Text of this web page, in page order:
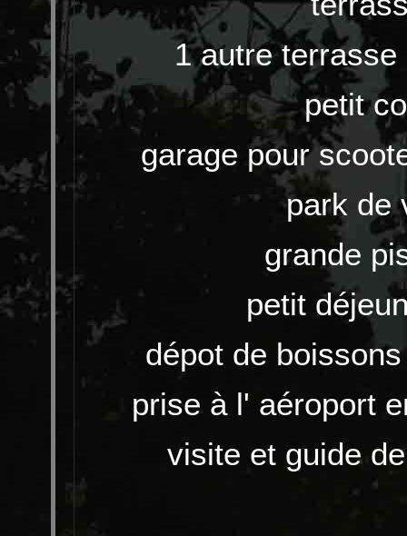
1 autre
petit
garage pour
park de
grande
petit
dépot de
prise à l' aéroport
visite et guide